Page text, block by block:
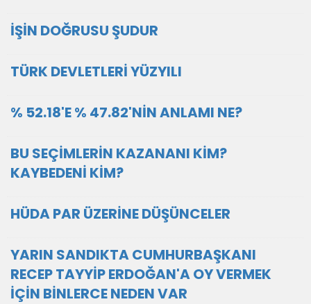
İŞİN DOĞRUSU ŞUDUR
TÜRK DEVLETLERİ YÜZYILI
% 52.18'E % 47.82'NİN ANLAMI NE?
BU SEÇİMLERİN KAZANANI KİM?
KAYBEDENİ KİM?
HÜDA PAR ÜZERİNE DÜŞÜNCELER
YARIN SANDIKTA CUMHURBAŞKANI
RECEP TAYYİP ERDOĞAN'A OY VERMEK
İÇİN BİNLERCE NEDEN VAR